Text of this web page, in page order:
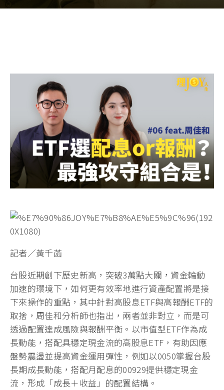
記者／黃千菡
台股近期創下歷史新高，突破3萬點大關，資金輪動
加速的環境下，如何更有效率地進行資產配置將是接
下來操作的重點，其中針對高股息ETF與高報酬ETF的
取捨，周佳和分析師也指出，兩者並非對立，而是可
透過配置達成風險與報酬平衡。以市值型ETF作為成
長動能，搭配具穩定現金流的高股息ETF，有助因應
盤勢震盪並提高資金運用彈性，例如以0050掌握台股
長期成長動能，搭配月配息的00929提供穩定現金
流，形成「成長＋收益」的配置結構。